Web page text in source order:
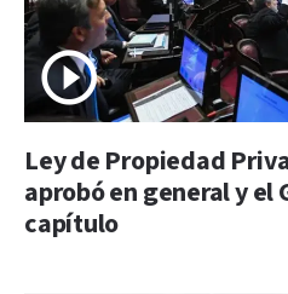
Ley de Propiedad
aprobó en general y el
capítulo